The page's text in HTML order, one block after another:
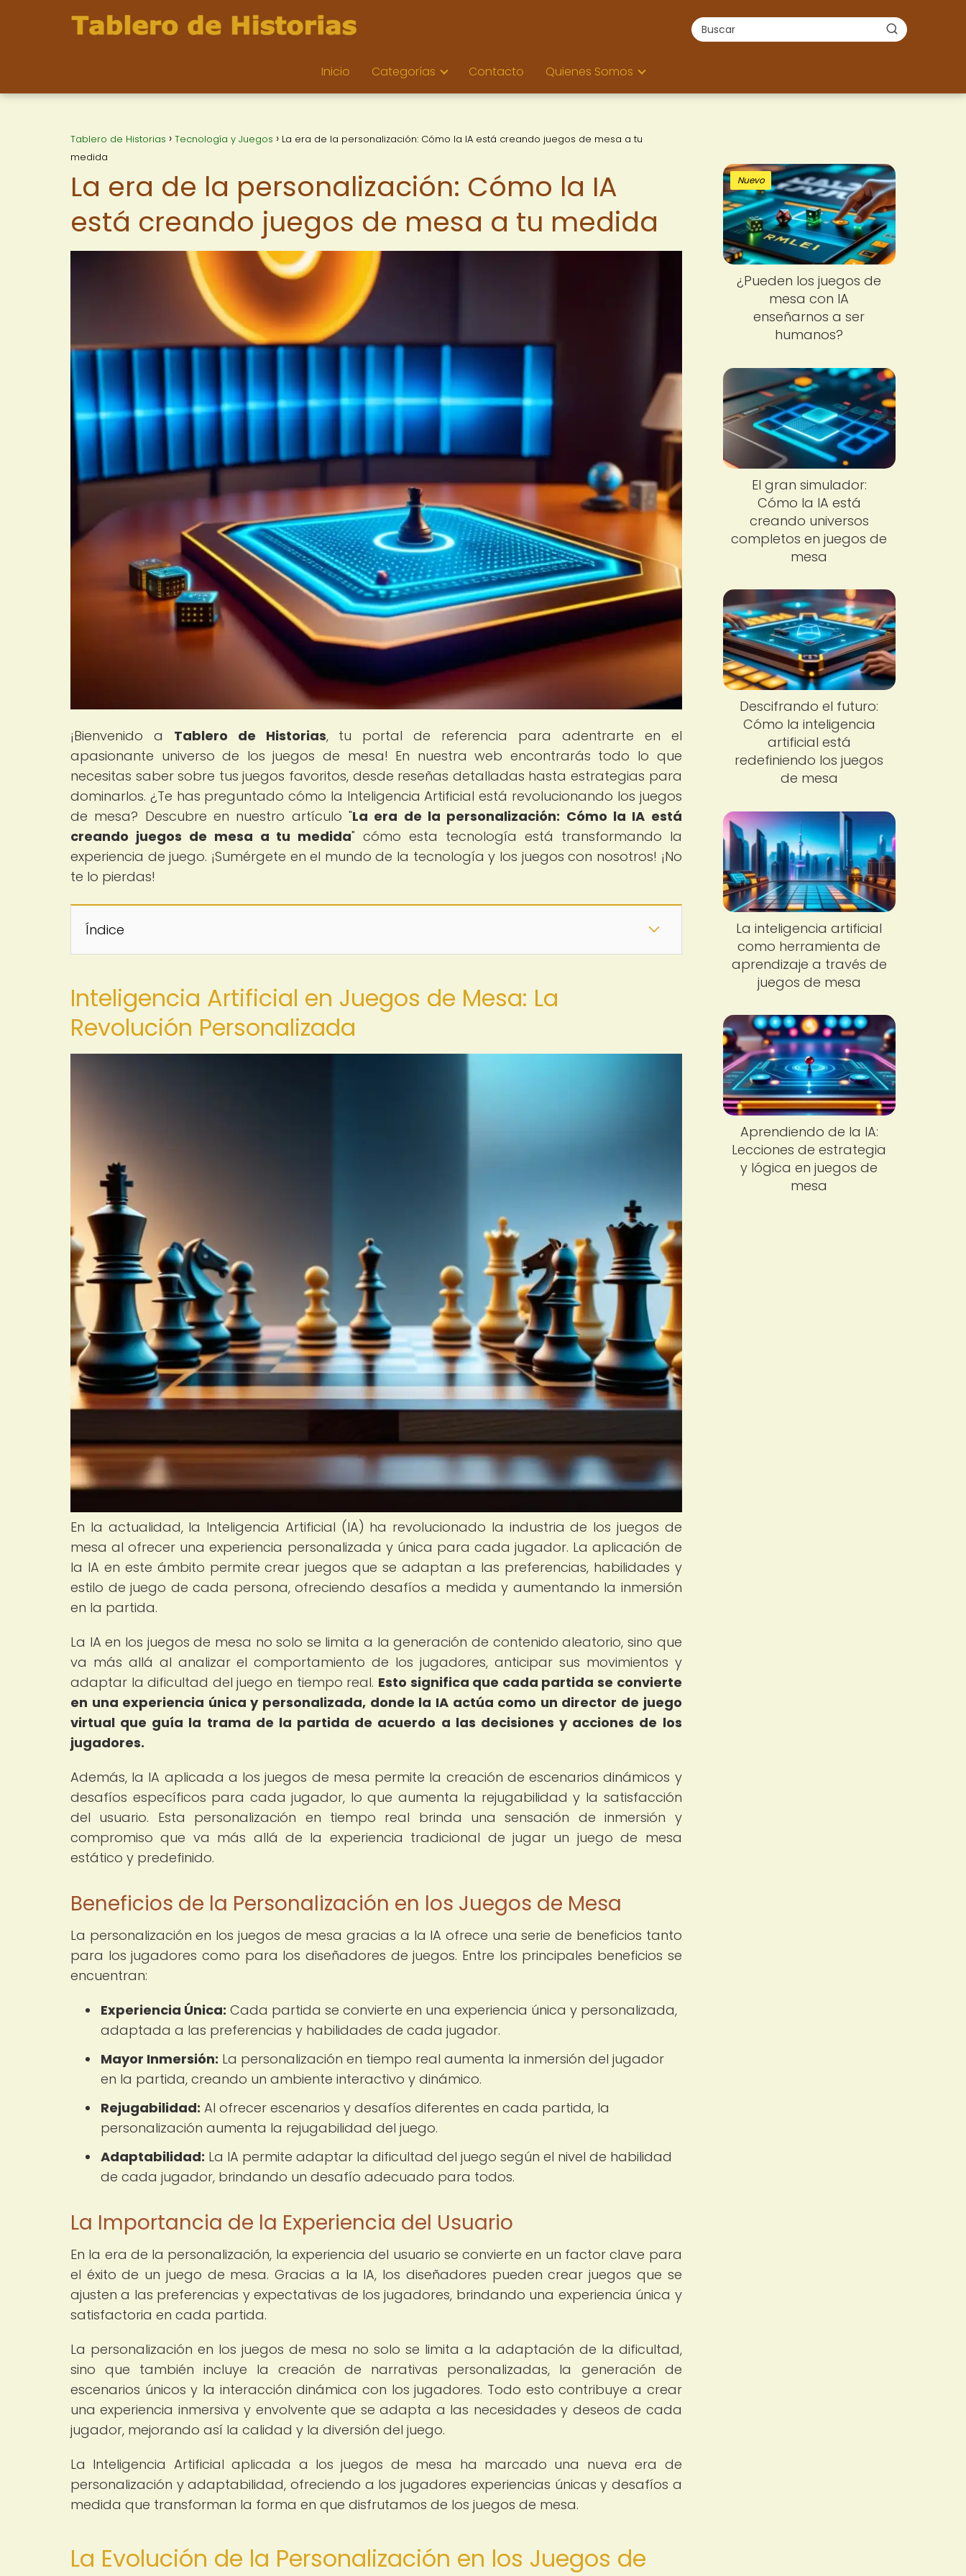
Inicio Categorías Contacto Quienes Somos
Tablero de Historias Tecnología y Juegos
La era de la personalización: Cómo la IA está creando juegos de mesa a tu
medida
La era de la personalización: Cómo la IA
está creando juegos de mesa a tu medida
¡Bienvenido a Tablero de Historias, tu portal de referencia para adentrarte en el
apasionante universo de los juegos de mesa! En nuestra web encontrarás todo lo que
necesitas saber sobre tus juegos favoritos, desde reseñas detalladas hasta estrategias para
dominarlos. ¿Te has preguntado cómo la Inteligencia Artificial está revolucionando los juegos
de mesa? Descubre en nuestro artículo "La era de la personalización: Cómo la IA está
creando juegos de mesa a tu medida" cómo esta tecnología está transformando la
experiencia de juego. ¡Sumérgete en el mundo de la tecnología y los juegos con nosotros! ¡No
te lo pierdas!
Índice
Inteligencia Artificial en Juegos de Mesa: La
Revolución Personalizada
En la actualidad, la Inteligencia Artificial (IA) ha revolucionado la industria de los juegos de
mesa al ofrecer una experiencia personalizada y única para cada jugador. La aplicación de
la IA en este ámbito permite crear juegos que se adaptan a las preferencias, habilidades y
estilo de juego de cada persona, ofreciendo desafíos a medida y aumentando la inmersión
en la partida.
La IA en los juegos de mesa no solo se limita a la generación de contenido aleatorio, sino que
va más allá al analizar el comportamiento de los jugadores, anticipar sus movimientos y
adaptar la dificultad del juego en tiempo real. Esto significa que cada partida se convierte
en una experiencia única y personalizada, donde la IA actúa como un director de juego
virtual que guía la trama de la partida de acuerdo a las decisiones y acciones de los
jugadores.
Además, la IA aplicada a los juegos de mesa permite la creación de escenarios dinámicos y
desafíos específicos para cada jugador, lo que aumenta la rejugabilidad y la satisfacción
del usuario. Esta personalización en tiempo real brinda una sensación de inmersión y
compromiso que va más allá de la experiencia tradicional de jugar un juego de mesa
estático y predefinido.
Beneficios de la Personalización en los Juegos de Mesa
La personalización en los juegos de mesa gracias a la IA ofrece una serie de beneficios tanto
para los jugadores como para los diseñadores de juegos. Entre los principales beneficios se
encuentran:
Experiencia Única: Cada partida se convierte en una experiencia única y personalizada,
adaptada a las preferencias y habilidades de cada jugador.
Mayor Inmersión: La personalización en tiempo real aumenta la inmersión del jugador
en la partida, creando un ambiente interactivo y dinámico.
Rejugabilidad: Al ofrecer escenarios y desafíos diferentes en cada partida, la
personalización aumenta la rejugabilidad del juego.
Adaptabilidad: La IA permite adaptar la dificultad del juego según el nivel de habilidad
de cada jugador, brindando un desafío adecuado para todos.
La Importancia de la Experiencia del Usuario
En la era de la personalización, la experiencia del usuario se convierte en un factor clave para
el éxito de un juego de mesa. Gracias a la IA, los diseñadores pueden crear juegos que se
ajusten a las preferencias y expectativas de los jugadores, brindando una experiencia única y
satisfactoria en cada partida.
La personalización en los juegos de mesa no solo se limita a la adaptación de la dificultad,
sino que también incluye la creación de narrativas personalizadas, la generación de
escenarios únicos y la interacción dinámica con los jugadores. Todo esto contribuye a crear
una experiencia inmersiva y envolvente que se adapta a las necesidades y deseos de cada
jugador, mejorando así la calidad y la diversión del juego.
La Inteligencia Artificial aplicada a los juegos de mesa ha marcado una nueva era de
personalización y adaptabilidad, ofreciendo a los jugadores experiencias únicas y desafíos a
medida que transforman la forma en que disfrutamos de los juegos de mesa.
La Evolución de la Personalización en los Juegos de
Nuevo
¿Pueden los juegos de
mesa con IA
enseñarnos a ser
humanos?
El gran simulador:
Cómo la IA está
creando universos
completos en juegos de
mesa
Descifrando el futuro:
Cómo la inteligencia
artificial está
redefiniendo los juegos
de mesa
La inteligencia artificial
como herramienta de
aprendizaje a través de
juegos de mesa
Aprendiendo de la IA:
Lecciones de estrategia
y lógica en juegos de
mesa